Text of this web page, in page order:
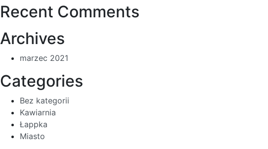
Recent Comments
Archives
marzec 2021
Categories
Bez kategorii
Kawiarnia
Łappka
Miasto